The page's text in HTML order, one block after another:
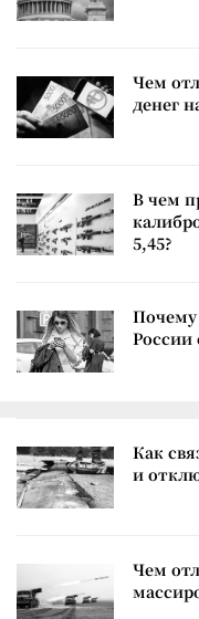
Чем
денег
В чем
5,45?
Почему
России
Как
и
Чем